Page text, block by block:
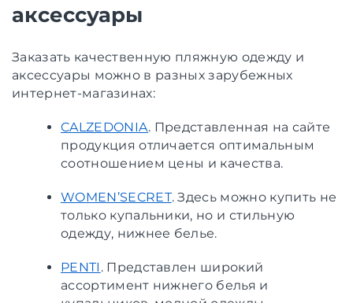
аксессуары
Заказать качественную пляжную одежду и
аксессуары можно в разных зарубежных
интернет-магазинах:
CALZEDONIA. Представленная на сайте
продукция отличается оптимальным
соотношением цены и качества.
WOMEN’SECRET. Здесь можно купить не
только купальники, но и стильную
одежду, нижнее белье.
PENTI . Представлен широкий
ассортимент нижнего белья и